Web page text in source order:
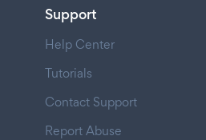
Support
Help Center
Tutorials
Contact Support
Report Abuse